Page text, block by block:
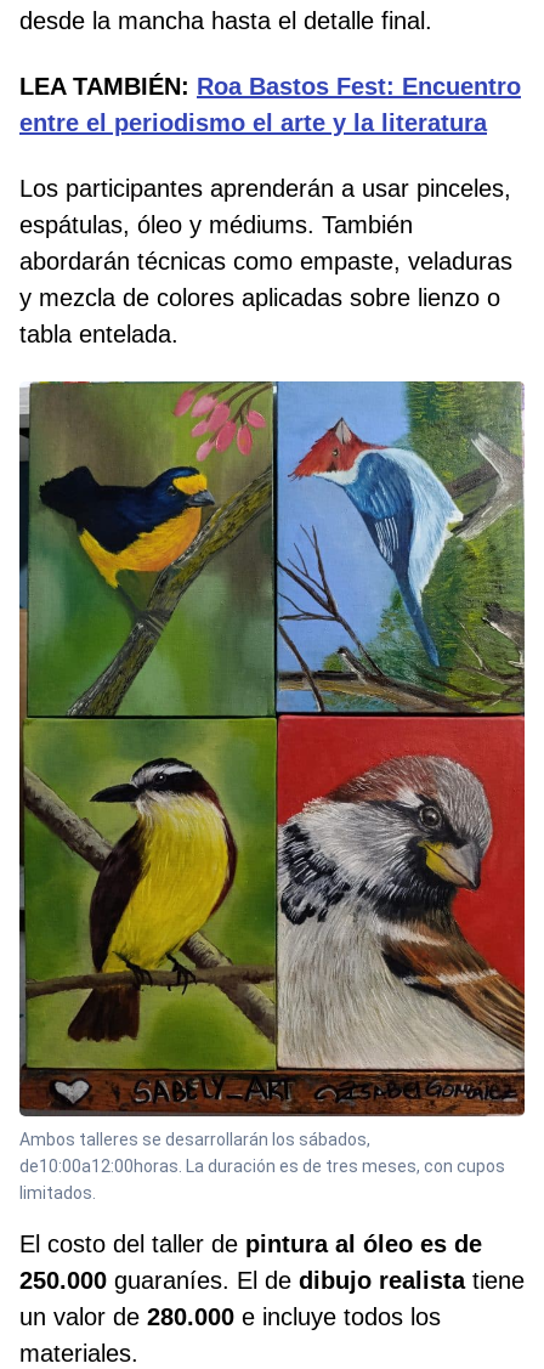
desde la mancha hasta el detalle final.
LEA TAMBIÉN: Roa Bastos Fest: Encuentro
entre el periodismo el arte y la literatura
Los participantes aprenderán a usar pinceles,
espátulas, óleo y médiums. También
abordarán técnicas como empaste, veladuras
y mezcla de colores aplicadas sobre lienzo o
tabla entelada.
Ambos talleres se desarrollarán los sábados,
de10:00a12:00horas. La duración es de tres meses, con cupos
limitados.
El costo del taller de pintura al óleo es de
250.000 guaraníes. El de dibujo realista tiene
un valor de 280.000 e incluye todos los
materiales.